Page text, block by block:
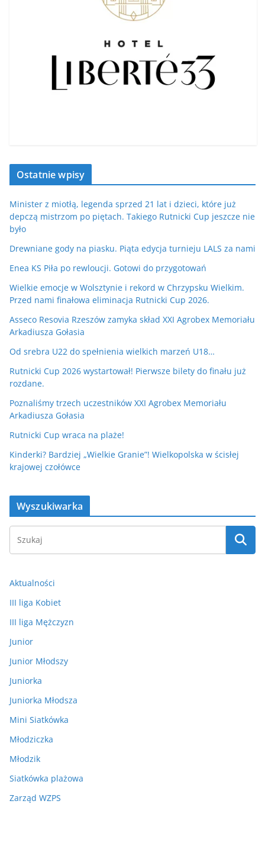
Ostatnie wpisy
Minister z miotłą, legenda sprzed 21 lat i dzieci, które już
depczą mistrzom po piętach. Takiego Rutnicki Cup jeszcze nie
było
Drewniane gody na piasku. Piąta edycja turnieju LALS za nami
Enea KS Piła po rewloucji. Gotowi do przygotowań
Wielkie emocje w Wolsztynie i rekord w Chrzypsku Wielkim.
Przed nami finałowa eliminacja Rutnicki Cup 2026.
Asseco Resovia Rzeszów zamyka skład XXI Agrobex Memoriału
Arkadiusza Gołasia
Od srebra U22 do spełnienia wielkich marzeń U18…
Rutnicki Cup 2026 wystartował! Pierwsze bilety do finału już
rozdane.
Poznaliśmy trzech uczestników XXI Agrobex Memoriału
Arkadiusza Gołasia
Rutnicki Cup wraca na plaże!
Kinderki? Bardziej „Wielkie Granie”! Wielkopolska w ścisłej
krajowej czołówce
Wyszukiwarka
Aktualności
III liga Kobiet
III liga Mężczyzn
Junior
Junior Młodszy
Juniorka
Juniorka Młodsza
Mini Siatkówka
Młodziczka
Młodzik
Siatkówka plażowa
Zarząd WZPS